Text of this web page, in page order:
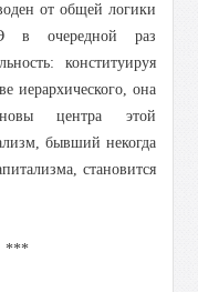
от общей логики
в очередной раз
конституируя
иерархического, она
центра этой
бывший некогда
становится